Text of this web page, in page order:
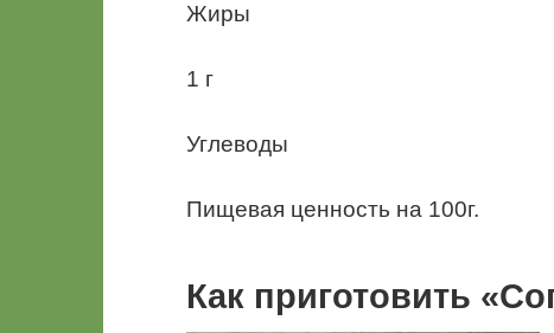
Жиры
1 г
Углеводы
Пищевая ценность на 100г.
Как приготовить